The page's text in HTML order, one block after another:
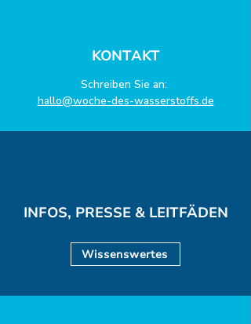
KONTAKT
Schreiben Sie an:
hallo@woche-des-wasserstoffs.de
INFOS, PRESSE & LEITFÄDEN
Wissenswertes